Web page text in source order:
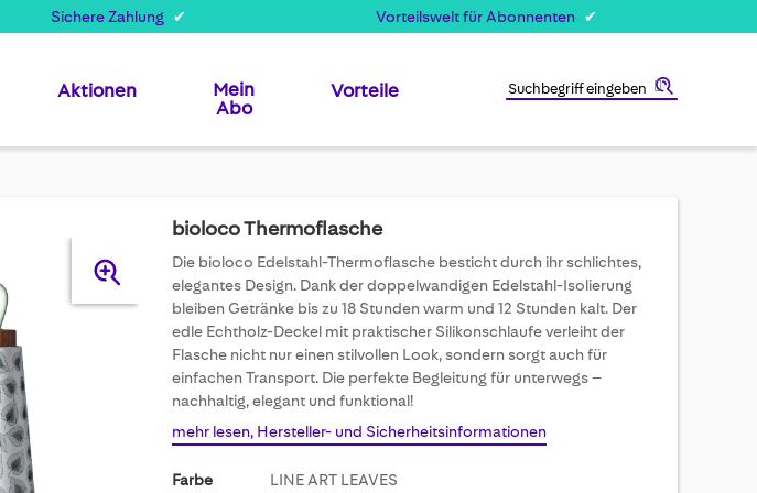
Sichere Zahlung Vorteilswelt für Abonnenten
Aktionen
Mein
Abo
Vorteile
bioloco Thermoflasche
Die bioloco Edelstahl-Thermoflasche besticht durch ihr schlichtes,
elegantes Design. Dank der doppelwandigen Edelstahl-Isolierung
bleiben Getränke bis zu 18 Stunden warm und 12 Stunden kalt. Der
edle Echtholz-Deckel mit praktischer Silikonschlaufe verleiht der
Flasche nicht nur einen stilvollen Look, sondern sorgt auch für
einfachen Transport. Die perfekte Begleitung für unterwegs –
nachhaltig, elegant und funktional!
mehr lesen, Hersteller- und Sicherheitsinformationen
Farbe
LINE ART LEAVES